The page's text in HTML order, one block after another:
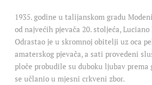
1935. godine u talijanskom gradu
od najvećih pjevača 20. stoljeća,
Odrastao je u skromnoj obitelji uz oca
amaterskog pjevača, a sati provedeni
ploče probudile su duboku ljubav prema
se učlanio u mjesni crkveni zbor.